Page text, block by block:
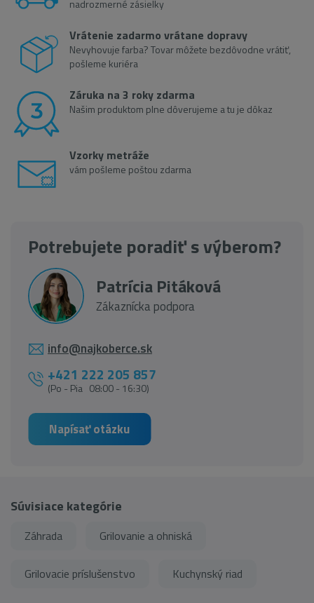
nadrozmerné zásielky
Vrátenie zadarmo vrátane dopravy
Nevyhovuje farba? Tovar môžete bezdôvodne vrátiť,
pošleme kuriéra
Záruka na 3 roky zdarma
Našim produktom plne dôverujeme a tu je dôkaz
Vzorky metráže
vám pošleme poštou zdarma
Potrebujete poradiť s výberom?
Patrícia Pitáková
Zákaznícka podpora
info@najkoberce.sk
+421 222 205 857
(Po - Pia 08:00 - 16:30)
Napísať otázku
Súvisiace kategórie
Záhrada Grilovanie a ohniská
Grilovacie príslušenstvo Kuchynský riad